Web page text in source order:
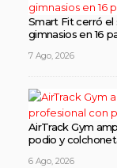
Smart Fit cerró el
gimnasios en 16
7 Ago, 2026
AirTrack Gym
podio y
6 Ago, 2026